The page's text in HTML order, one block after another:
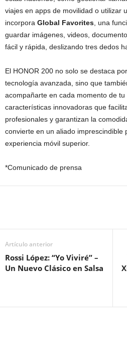
viajes en apps de movilidad o utilizar
incorpora Global Favorites , una
guardar imágenes, videos,
fácil y rápida, deslizando tres dedos
El HONOR 200 no solo se destaca
tecnología avanzada, sino que
acompañarte en cada momento de
características innovadoras que
profesionales y garantizan la
convierte en un aliado imprescindible
experiencia móvil superior.
*Comunicado de prensa
Artículo anterior
Rossi López: “Yo Viviré” –
Un Nuevo Clásico en Salsa